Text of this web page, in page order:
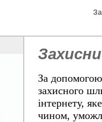
За
захисного
інтернету,
чином,